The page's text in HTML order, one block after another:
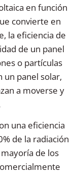
en función
convierte en
la eficiencia de
de un panel
o partículas
un panel solar,
a moverse y
una eficiencia
de la radiación
de los